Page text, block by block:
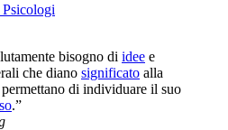
bisogno di idee e
che diano significato alla
di individuare il suo
.”